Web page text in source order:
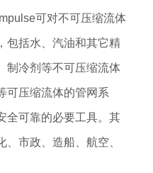
可对不可压缩流体
包括水、汽油和其它精
制冷剂等不可压缩流体
可压缩流体的管网系
全可靠的必要工具。其
市政、造船、航空、